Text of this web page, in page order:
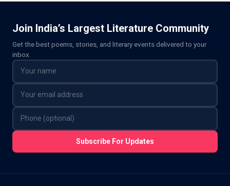
Join India’s Largest Literature Community
Get the best poems, stories, and literary events delivered to your
inbox.
Subscribe For Updates